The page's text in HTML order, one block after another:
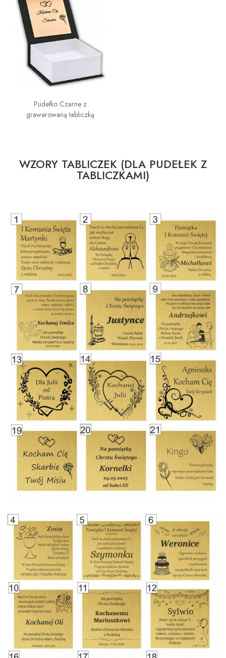
Pudełko Czarne z
grawerowaną tabliczką
WZORY TABLICZEK (DLA PUDEŁEK Z
TABLICZKAMI)